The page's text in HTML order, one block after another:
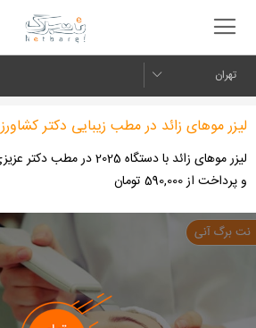
تهران
لیزر موهای زائد در مطب زیبایی دکتر کشاورز
و پرداخت از 590,000 تومان